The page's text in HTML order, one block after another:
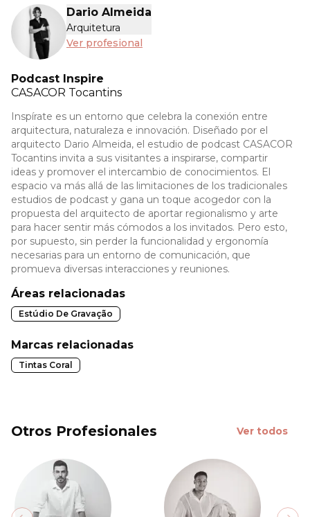
Dario Almeida
Arquitetura
Ver profesional
Podcast Inspire
CASACOR Tocantins
Inspírate es un entorno que celebra la conexión entre
arquitectura, naturaleza e innovación. Diseñado por el
arquitecto Dario Almeida, el estudio de podcast CASACOR
Tocantins invita a sus visitantes a inspirarse, compartir
ideas y promover el intercambio de conocimientos. El
espacio va más allá de las limitaciones de los tradicionales
estudios de podcast y gana un toque acogedor con la
propuesta del arquitecto de aportar regionalismo y arte
para hacer sentir más cómodos a los invitados. Pero esto,
por supuesto, sin perder la funcionalidad y ergonomía
necesarias para un entorno de comunicación, que
promueva diversas interacciones y reuniones.
Áreas relacionadas
Estúdio De Gravação
Marcas relacionadas
Tintas Coral
Otros Profesionales Ver todos